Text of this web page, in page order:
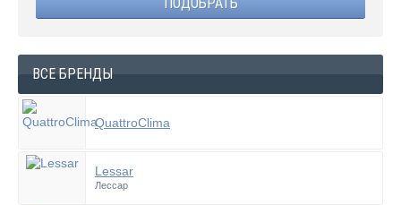
ВСЕ БРЕНДЫ
QuattroClima
Lessar
Лессар